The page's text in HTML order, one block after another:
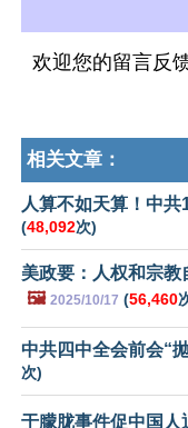
欢迎您的留言反馈
相关文章：
人算不如天算！中
(48,092次)
美政要：人权和宗教
🖼️ 2025/10/17 (56,460
中共四中全会前会“
次)
于朦胧事件促中国人